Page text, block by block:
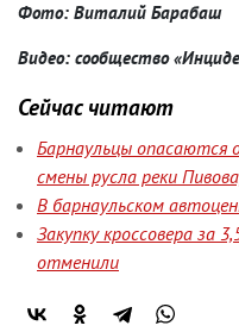
Фото: Виталий Барабаш
Видео: сообщество
Сейчас читают
Барнаульцы опасаются
смены русла реки
В барнаульском
Закупку кроссовера за
отменили